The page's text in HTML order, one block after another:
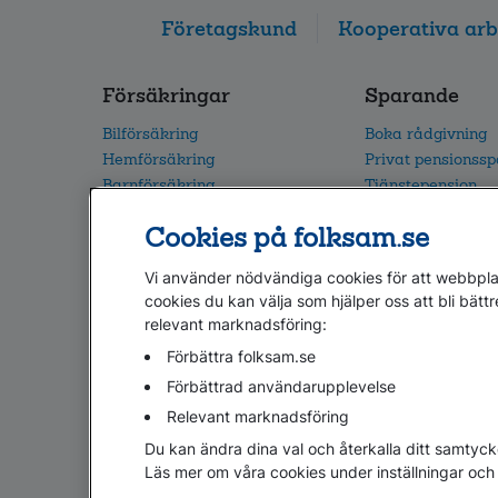
Företagskund Kooperativa
Försäkringar
Bilförsäkring
Hemförsäkring
Barnförsäkring
Alla försäkringar
Sparande
Boka rådgivning
Privat
Tjänstepension
Flytta din pension
Webbkarta
Cookies på folksam.se
Vi använder nödvändiga cookies för att
cookies du kan välja som hjälper oss att bli
relevant marknadsföring:
Förbättra folksam.se
Förbättrad användarupplevelse
Relevant marknadsföring
Du kan ändra dina val och återkalla ditt
Läs mer om våra cookies under inställningar och